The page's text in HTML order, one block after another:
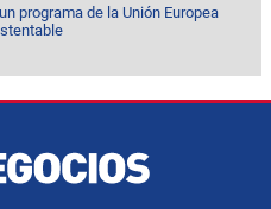
programa de la Unión Europea